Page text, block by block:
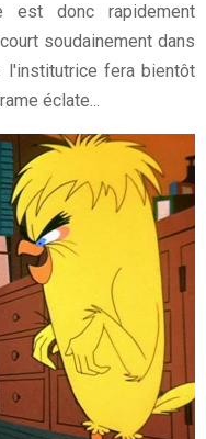
est donc rapidement
soudainement dans
l'institutrice fera bientôt
éclate...